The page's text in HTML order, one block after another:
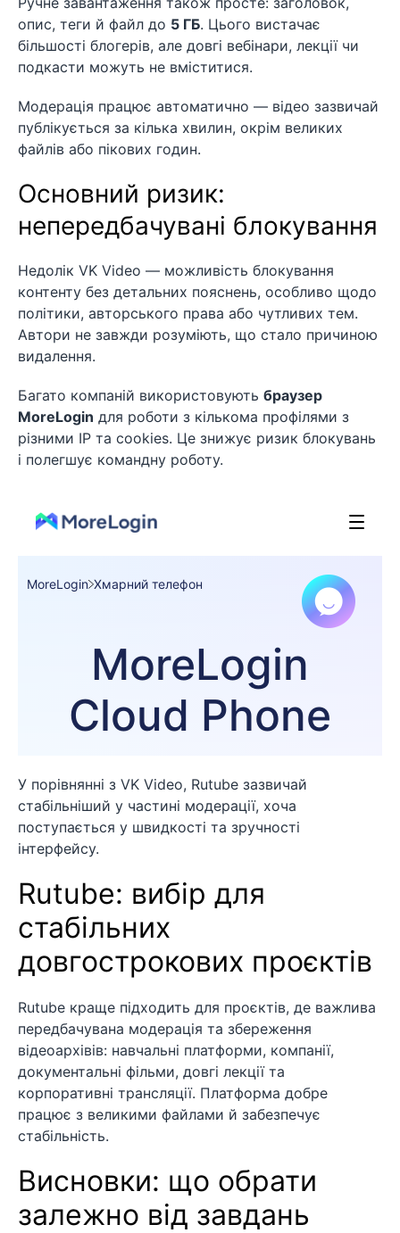
опис, теги й файл до 5 ГБ. Цього вистачає
більшості блогерів, але довгі вебінари, лекції чи
подкасти можуть не вміститися.
Модерація працює автоматично — відео зазвичай
публікується за кілька хвилин, окрім великих
файлів або пікових годин.
Основний ризик:
непередбачувані блокування
Недолік VK Video — можливість блокування
контенту без детальних пояснень, особливо щодо
політики, авторського права або чутливих тем.
Автори не завжди розуміють, що стало причиною
видалення.
Багато компаній використовують браузер
MoreLogin для роботи з кількома профілями з
різними IP та cookies. Це знижує ризик блокувань
і полегшує командну роботу.
У порівнянні з VK Video, Rutube зазвичай
стабільніший у частині модерації, хоча
поступається у швидкості та зручності
інтерфейсу.
Rutube: вибір для
стабільних
довгострокових проєктів
Rutube краще підходить для проєктів, де важлива
передбачувана модерація та збереження
відеоархівів: навчальні платформи, компанії,
документальні фільми, довгі лекції та
корпоративні трансляції. Платформа добре
працює з великими файлами й забезпечує
стабільність.
Висновки: що обрати
залежно від завдань